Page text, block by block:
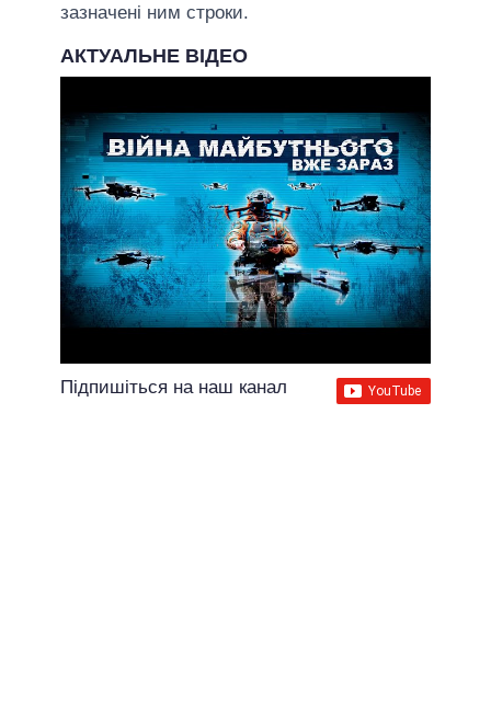
зазначені ним строки.
АКТУАЛЬНЕ ВІДЕО
Підпишіться на наш канал